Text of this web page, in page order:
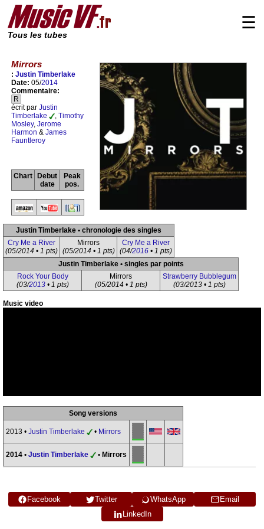
Tous les tubes
☰
Mirrors
: Justin Timberlake
Date: 05/2014
Commentaire:
R
écrit par Justin
Timberlake
, Timothy
Mosley, Jerome
Harmon & James
Fauntleroy
Chart
Debut
date
Peak
pos.
Justin Timberlake • chronologie des singles
Cry Me a River
(05/2014 • 1 pts)
Mirrors
(05/2014 • 1 pts)
Cry Me a River
(04/2016• 1 pts)
Justin Timberlake • singles par points
Rock Your Body
(03/2013• 1 pts)
Mirrors
(05/2014 • 1 pts)
Strawberry Bubblegum
(03/2013 • 1 pts)
Music video
Song versions
2013 • Justin Timberlake • Mirrors
2014 • Justin Timberlake • Mirrors
Facebook Twitter WhatsApp
Email
LinkedIn